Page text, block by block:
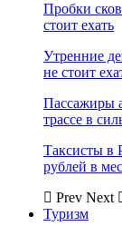
Пробки
стоит ехать
Утренние
не стоит
Пассажиры
трассе в
Таксисты в
рублей в
Prev Next
Туризм